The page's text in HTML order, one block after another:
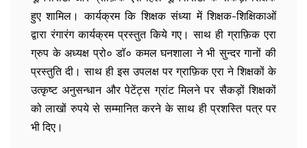
हुए शामिल। कार्यक्रम कि शिक्षक संध्या में शिक्षक-शिक्षिकाओं
द्वारा रंगारंग कार्यक्रम प्रस्तुत किये गए। साथ ही ग्राफ़िक एरा
ग्रुप के अध्यक्ष प्रो० डॉ० कमल घनशाला ने भी सुन्दर गानों की
प्रस्तुति दी। साथ ही इस उपलक्ष पर ग्राफ़िक एरा ने शिक्षकों के
उत्कृष्ट अनुसन्धान और पेटेंट्स ग्रांट मिलने पर सैकड़ों शिक्षकों
को लाखों रुपये से सम्मानित करने के साथ ही प्रशस्ति पत्र पर
भी दिए।